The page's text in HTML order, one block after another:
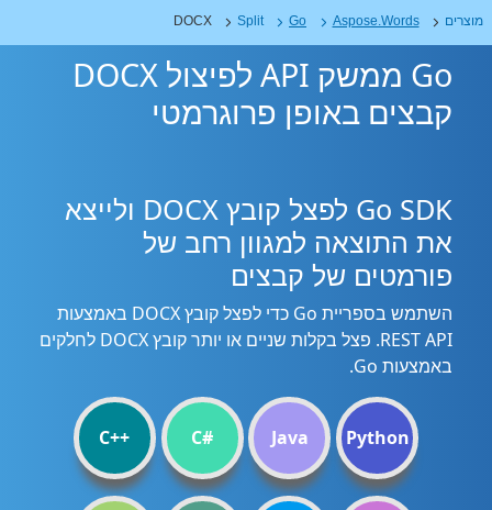
מוצרים Aspose.Words
Go
Split
DOCX
Go ממשק API לפיצול DOCX
קבצים באופן פרוגרמטי
Go SDK לפצל קובץ DOCX ולייצא
את התוצאה למגוון רחב של
פורמטים של קבצים
השתמש בספריית Go כדי לפצל קובץ DOCX באמצעות
REST API. פצל בקלות שניים או יותר קובץ DOCX לחלקים
באמצעות Go.
Python
Java
C#
C++